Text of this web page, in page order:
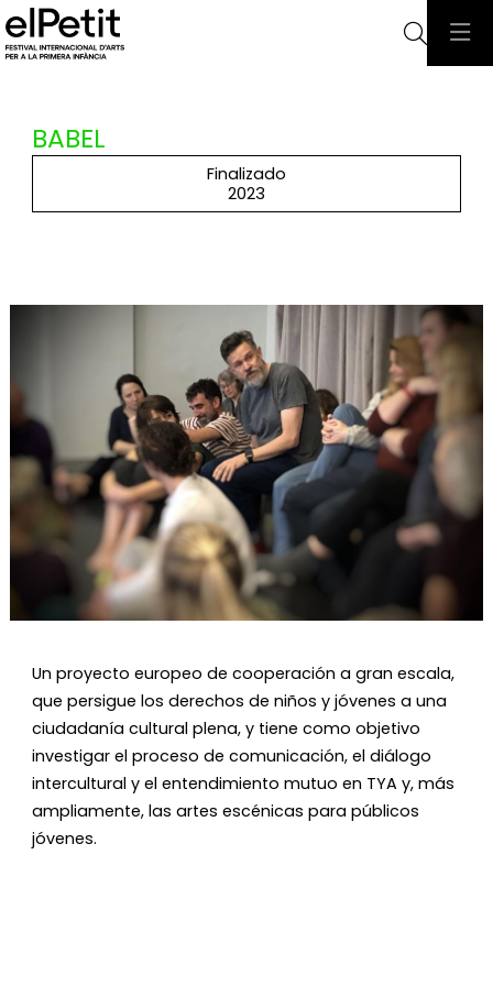
BABEL
Finalizado
2023
Un proyecto europeo de cooperación a gran escala,
que persigue los derechos de niños y jóvenes a una
ciudadanía cultural plena, y tiene como objetivo
investigar el proceso de comunicación, el diálogo
intercultural y el entendimiento mutuo en TYA y, más
ampliamente, las artes escénicas para públicos
jóvenes.